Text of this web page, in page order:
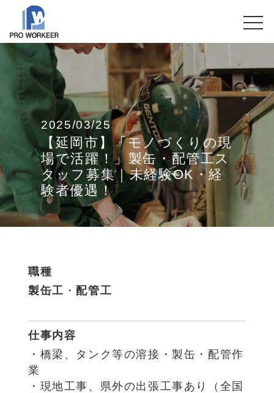
2025/03/25
【延岡市】「モノづくりの現
場で活躍！」製缶・配管工ス
タッフ募集｜未経験OK・経
験者優遇！
職種
製缶工 ・ 配管工
仕事内容
・橋梁、タンク等の溶接・製缶・配管作
業
・現地工事、県外の出張工事あり（全国